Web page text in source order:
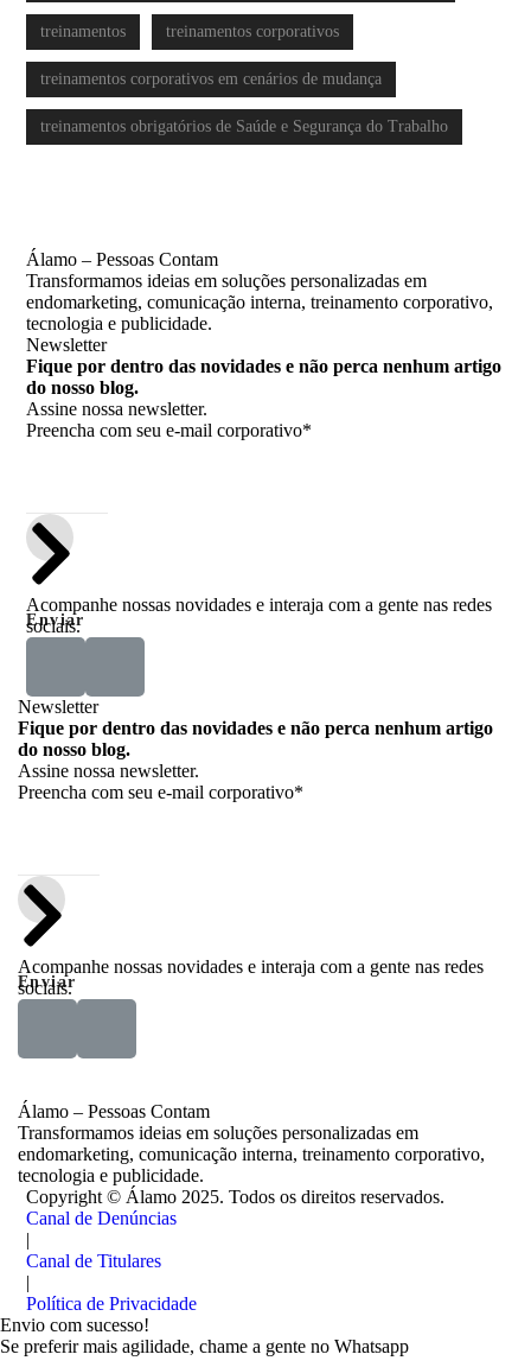
treinamentos treinamentos corporativos
treinamentos corporativos em cenários de mudança
treinamentos obrigatórios de Saúde e Segurança do Trabalho
Álamo – Pessoas Contam
Transformamos ideias em soluções personalizadas em
endomarketing, comunicação interna, treinamento corporativo,
tecnologia e publicidade.
Newsletter
Fique por dentro das novidades e não perca nenhum artigo
do nosso blog.
Assine nossa newsletter.
Preencha com seu e-mail corporativo*
Enviar
Acompanhe nossas novidades e interaja com a gente nas redes
sociais.
Newsletter
Fique por dentro das novidades e não perca nenhum artigo
do nosso blog.
Assine nossa newsletter.
Preencha com seu e-mail corporativo*
Enviar
Acompanhe nossas novidades e interaja com a gente nas redes
sociais.
Álamo – Pessoas Contam
Transformamos ideias em soluções personalizadas em
endomarketing, comunicação interna, treinamento corporativo,
tecnologia e publicidade.
Copyright © Álamo 2025. Todos os direitos reservados.
Canal de Denúncias
|
Canal de Titulares
|
Política de Privacidade
Envio com sucesso!
Se preferir mais agilidade, chame a gente no Whatsapp